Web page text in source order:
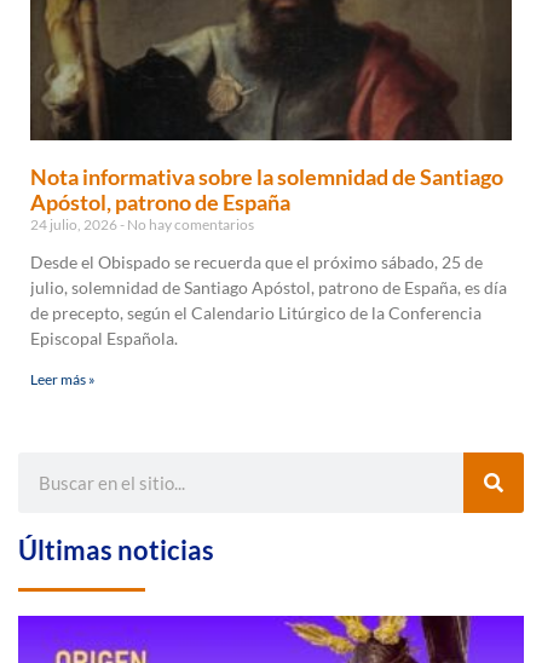
Nota informativa sobre la solemnidad de Santiago
Apóstol, patrono de España
24 julio, 2026 No hay comentarios
Desde el Obispado se recuerda que el próximo sábado, 25 de
julio, solemnidad de Santiago Apóstol, patrono de España, es día
de precepto, según el Calendario Litúrgico de la Conferencia
Episcopal Española.
Leer más »
Últimas noticias